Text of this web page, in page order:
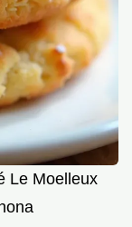
Le Moelleux